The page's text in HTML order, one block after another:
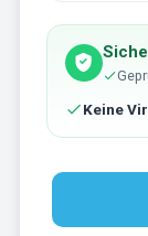
Keine